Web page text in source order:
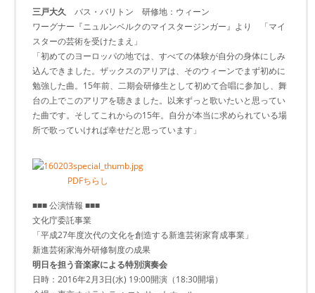
三戸大久 バス・バリトン 研修地：ウィーン
ワーグナー『ニュルンベルクのマイスタージンガー』より 「マイ
スターの芸術を受けたまえ」
「初めてのヨーロッパの地では、すべての体験が自分の身体にしみ
込んできました。ザックスのアリアは、そのウィーンでまず初めに
勉強した曲。15年前、二期会研修生として初めて合唱に参加し、舞
台の上でこのアリアを聴きました。以来ずっと歌いたいと思ってい
た曲です。そしてこれからの15年。自分が本当に求められている場
所で歌っていければ幸せだと思っています」
PDFちらし
■■■ 公演情報 ■■■
文化庁委託事業
「平成27年度次代の文化を創造する新進芸術家育成事業」
新進芸術家海外研修制度の成果
明日を担う音楽家による特別演奏会
日時：2016年2月3日(水) 19:00開演（18:30開場）